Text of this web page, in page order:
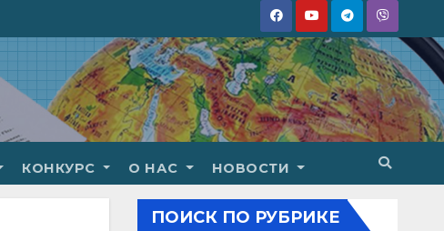
КОНКУРС О НАС НОВОСТИ
ПОИСК ПО РУБРИКЕ